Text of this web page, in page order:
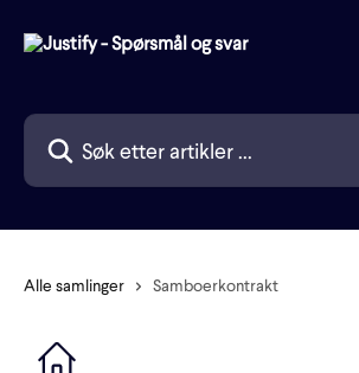
Søk etter artikler ...
Alle samlinger Samboerkontrakt